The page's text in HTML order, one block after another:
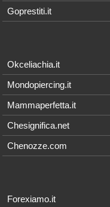
Goprestiti.it
Okceliachia.it
Mondopiercing.it
Mammaperfetta.it
Chesignifica.net
Chenozze.com
Forexiamo.it